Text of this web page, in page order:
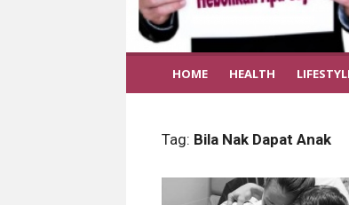
HOME HEALTH
Tag: Bila Nak Dapat Anak